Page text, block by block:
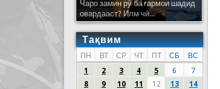
Чаро замин рӯ ба гармои шадид
овардааст? Илм чӣ...
Тақвим
ПН ВТ СР ЧТ ПТ СБ
ВС
1
2 3 4 5 6
7
8
9 10 11 12 13
14